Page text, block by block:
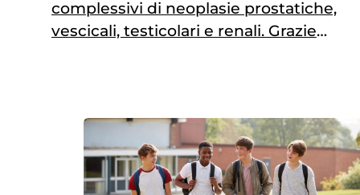
complessivi di neoplasie prostatiche,
vescicali, testicolari e renali. Grazie